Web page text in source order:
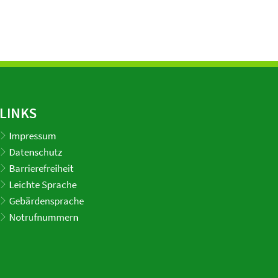
LINKS
Impressum
Datenschutz
Barrierefreiheit
Leichte Sprache
Gebärdensprache
Notrufnummern